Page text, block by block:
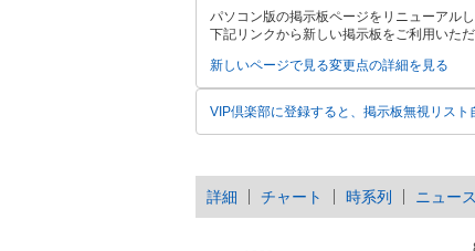
パソコン版の掲示板ページをリニューアル
下記リンクから新しい掲示板をご利用いただ
新しいページで見る変更点の詳細を見る
VIP倶楽部に登録すると、掲示板無視リス
詳細 チャート 時系列 ニュース